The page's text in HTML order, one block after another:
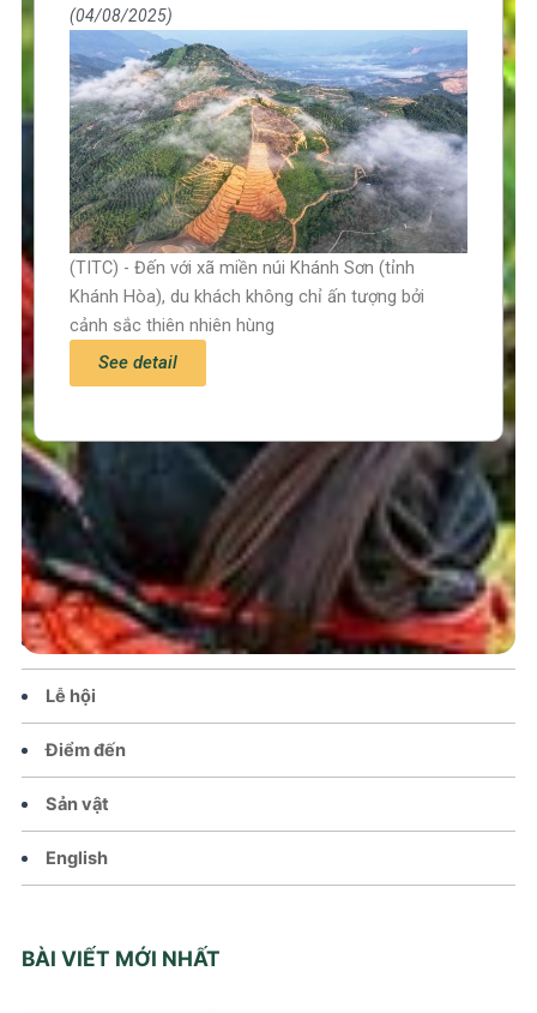
Trang chủ
Tin tức – Sự kiện
Chính sách
Văn hoá – Đời sống
Lễ hội
Điểm đến
Sản vật
English
BÀI VIẾT MỚI NHẤT
04/08/2025
(TITC) - Đến với xã miền núi Khánh Sơn (tỉnh
Khánh Hòa), du khách không chỉ ấn tượng bởi
cảnh sắc thiên nhiên hùng
See detail